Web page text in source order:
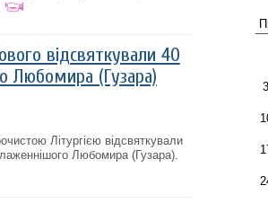
відсвяткували 40
Любомира (Гузара)
Літургією відсвяткували
Любомира (Гузара).
3